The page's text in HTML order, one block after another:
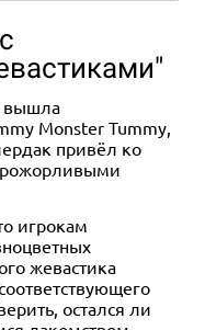
вышла
Monster Tummy,
привёл ко
игрокам
жевастика
остался ли